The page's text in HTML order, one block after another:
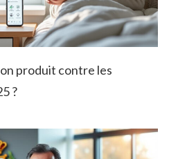
produit contre les
?